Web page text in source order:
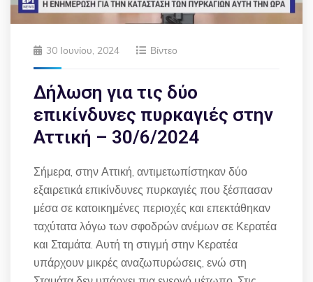
30 Ιουνίου, 2024 Βίντεο
Δήλωση για τις δύο
επικίνδυνες πυρκαγιές στην
Αττική – 30/6/2024
Σήμερα, στην Αττική, αντιμετωπίστηκαν δύο
εξαιρετικά επικίνδυνες πυρκαγιές που ξέσπασαν
μέσα σε κατοικημένες περιοχές και επεκτάθηκαν
ταχύτατα λόγω των σφοδρών ανέμων σε Κερατέα
και Σταμάτα. Αυτή τη στιγμή στην Κερατέα
υπάρχουν μικρές αναζωπυρώσεις, ενώ στη